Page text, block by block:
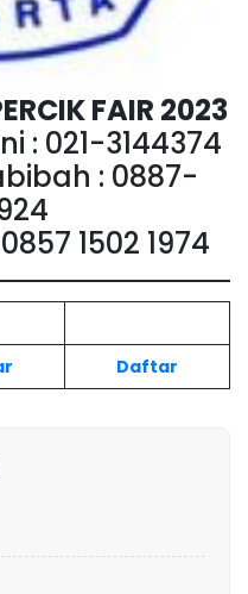
FAIR 2023
: 021-3144374
: 0887-
1502 1974
Daftar